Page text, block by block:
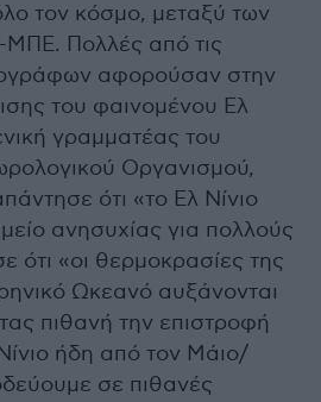
τον κόσμο, μεταξύ των
ΜΠΕ. Πολλές από τις
αφορούσαν στην
του φαινομένου Ελ
γραμματέας του
Οργανισμού,
ότι «το Ελ Νίνιο
ανησυχίας για πολλούς
ότι «οι θερμοκρασίες της
Ωκεανό αυξάνονται
πιθανή την επιστροφή
ήδη από τον Μάιο/
σε πιθανές